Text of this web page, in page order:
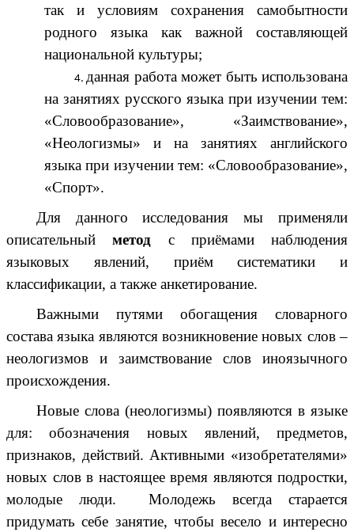
так и условиям сохранения самобытности
родного языка как важной составляющей
национальной культуры;
данная работа может быть использована
на занятиях русского языка при изучении тем:
«Словообразование», «Заимствование»,
«Неологизмы» и на занятиях английского
языка при изучении тем: «Словообразование»,
«Спорт».
Для данного исследования мы применяли
описательныйметод с приёмами наблюдения
языковых явлений, приём систематики и
классификации, а также анкетирование.
Важными путями обогащения словарного
состава языка являются возникновение новых слов –
неологизмов и заимствование слов иноязычного
происхождения.
Новые слова (неологизмы) появляются в языке
для: обозначения новых явлений, предметов,
признаков, действий. Активными «изобретателями»
новых слов в настоящее время являются подростки,
молодые люди. Молодежь всегда старается
придумать себе занятие, чтобы весело и интересно